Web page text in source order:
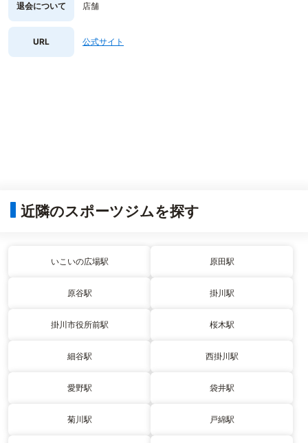
退会について 店舗
URL 公式サイト
近隣のスポーツジムを探す
いこいの広場駅 原田駅
原谷駅 掛川駅
掛川市役所前駅 桜木駅
細谷駅 西掛川駅
愛野駅 袋井駅
菊川駅 戸綿駅